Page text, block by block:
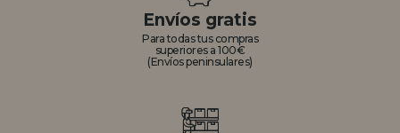
Envíos gratis
Para todas tus compras
superiores a 100€
(Envíos peninsulares)